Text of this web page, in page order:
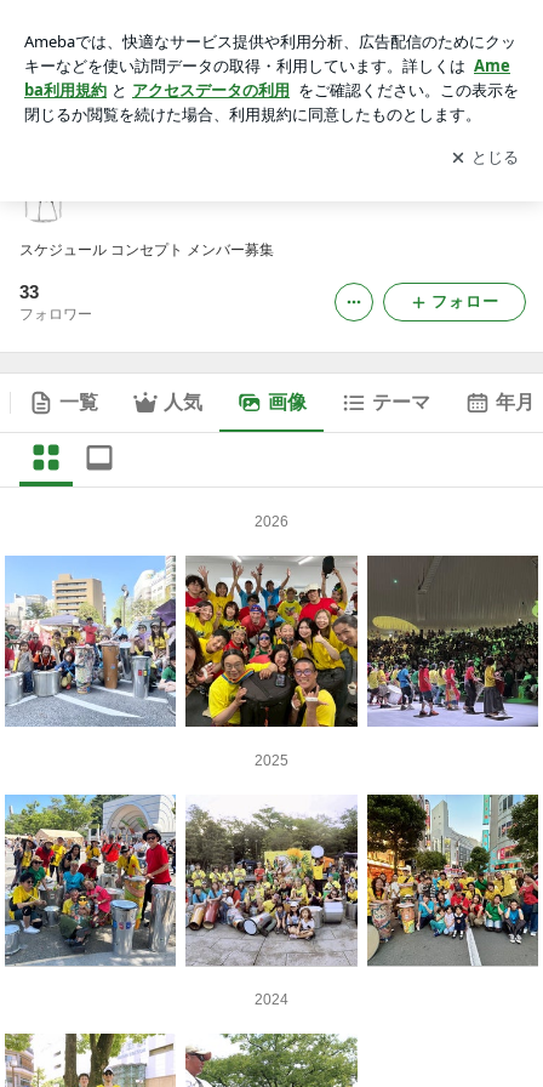
アプリをダウンロードして ブログの更新通知
を受け取りまし
ょう。
開く
スケジュール コンセプト メンバー募集
33
フォロワー
フォロー
一覧 人気 画像 テーマ 年月
2026
2025
2024